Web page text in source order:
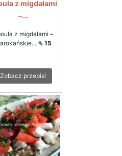
z migdałami
–...
z migdałami –
⇖ 15
Zobacz przepis!